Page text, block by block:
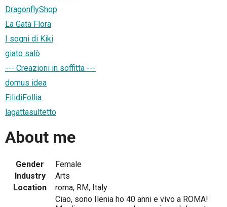
DragonflyShop
La Gata Flora
I sogni di Kiki
giato salò
--- Creazioni in soffitta ---
domus idea
FilidiFollia
lagattasultetto
About me
Gender
Female
Industry
Arts
Location
roma, RM, Italy
Ciao, sono Ilenia ho 40 anni e vivo a ROMA!